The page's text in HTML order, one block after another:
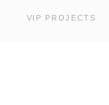
VIP PROJECTS